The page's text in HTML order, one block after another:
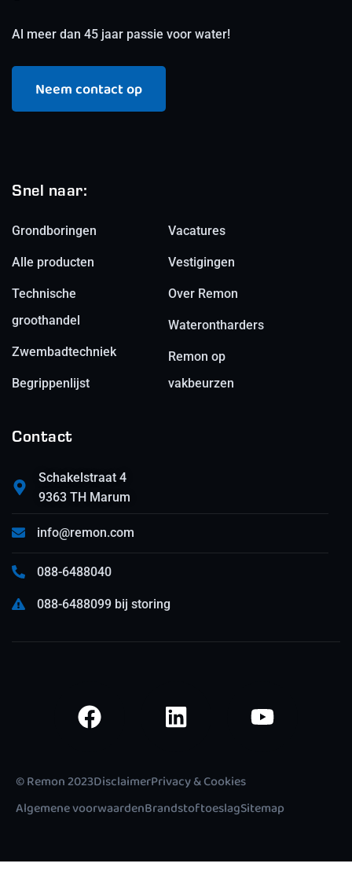
Al meer dan 45 jaar passie voor water!
Neem contact op
Snel naar:
Grondboringen
Alle producten
Technische
groothandel
Zwembadtechniek
Begrippenlijst
Vacatures
Vestigingen
Over Remon
Waterontharders
Remon op
vakbeurzen
Contact
Schakelstraat 4
9363 TH Marum
info@remon.com
088-6488040
088-6488099 bij storing
© Remon 2023DisclaimerPrivacy & Cookies
Algemene voorwaardenBrandstoftoeslagSitemap